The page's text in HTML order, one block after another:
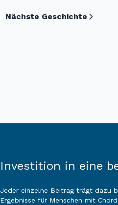
Nächste Geschichte
Investition in eine
Jeder einzelne Beitrag trägt dazu
Ergebnisse für Menschen mit